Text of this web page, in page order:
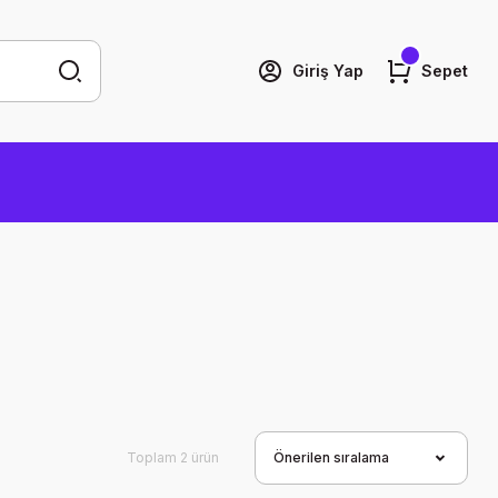
Giriş Yap Sepet
Toplam 2 ürün